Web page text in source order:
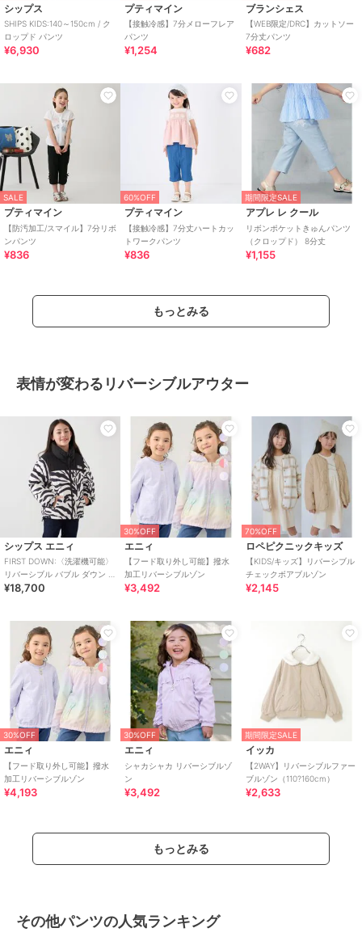
シップス
SHIPS KIDS:140～150cm / ク
ロップド パンツ
¥6,930
プティマイン
【接触冷感】7分メローフレア
パンツ
¥1,254
ブランシェス
【WEB限定/DRC】カットソー
7分丈パンツ
¥682
SALE
プティマイン
【防汚加工/スマイル】7分リボ
ンパンツ
¥836
60%OFF
プティマイン
【接触冷感】7分丈ハートカッ
トワークパンツ
¥836
期間限定SALE
アプレ レ クール
リボンポケットきゅんパンツ
（クロップド） 8分丈
¥1,155
もっとみる
表情が変わるリバーシブルアウター
シップス エニィ
FIRST DOWN:〈洗濯機可能〉
リバーシブル バブル ダウン ジ
ャケット ◇
¥18,700
30%OFF
エニィ
【フード取り外し可能】撥水
加工リバーシブルゾン
¥3,492
70%OFF
ロペピクニックキッズ
【KIDS/キッズ】リバーシブル
チェックボアブルゾン
¥2,145
30%OFF
エニィ
【フード取り外し可能】撥水
加工リバーシブルゾン
¥4,193
30%OFF
エニィ
シャカシャカ リバーシブルゾ
ン
¥3,492
期間限定SALE
イッカ
【2WAY】リバーシブルファー
ブルゾン（110?160cm）
¥2,633
もっとみる
その他パンツの人気ランキング